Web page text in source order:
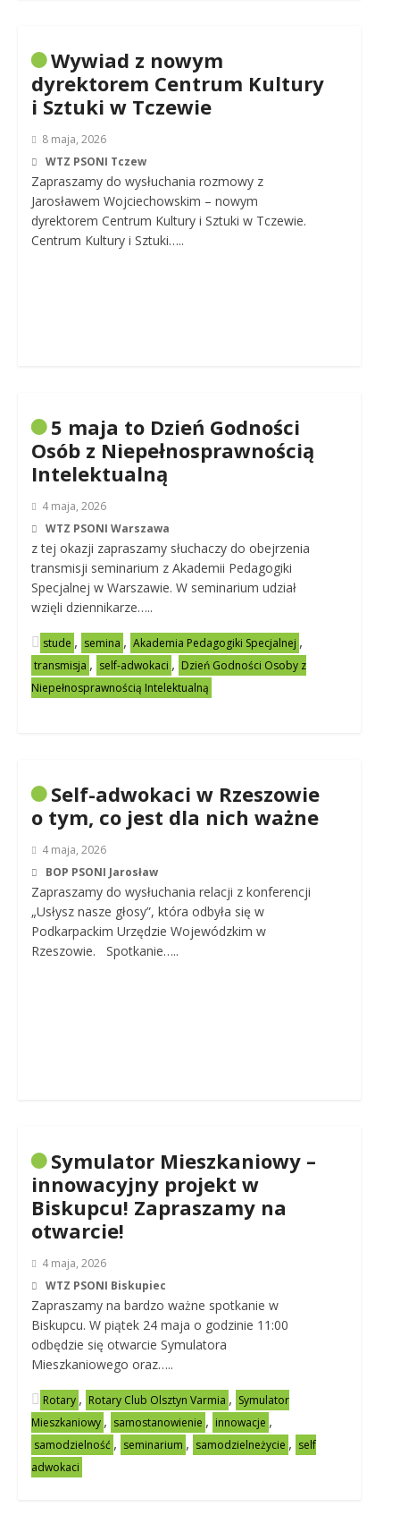
Wywiad z nowym
dyrektorem Centrum Kultury
i Sztuki w Tczewie
8 maja, 2026
WTZ PSONI Tczew
Zapraszamy do wysłuchania rozmowy z
Jarosławem Wojciechowskim – nowym
dyrektorem Centrum Kultury i Sztuki w Tczewie.
Centrum Kultury i Sztuki…..
5 maja to Dzień Godności
Osób z Niepełnosprawnością
Intelektualną
4 maja, 2026
WTZ PSONI Warszawa
z tej okazji zapraszamy słuchaczy do obejrzenia
transmisji seminarium z Akademii Pedagogiki
Specjalnej w Warszawie. W seminarium udział
wzięli dziennikarze…..
stude , semina , Akademia Pedagogiki Specjalnej ,
transmisja , self-adwokaci , Dzień Godności Osoby z
Niepełnosprawnością Intelektualną
Self-adwokaci w Rzeszowie
o tym, co jest dla nich ważne
4 maja, 2026
BOP PSONI Jarosław
Zapraszamy do wysłuchania relacji z konferencji
„Usłysz nasze głosy”, która odbyła się w
Podkarpackim Urzędzie Wojewódzkim w
Rzeszowie. Spotkanie…..
Symulator Mieszkaniowy –
innowacyjny projekt w
Biskupcu! Zapraszamy na
otwarcie!
4 maja, 2026
WTZ PSONI Biskupiec
Zapraszamy na bardzo ważne spotkanie w
Biskupcu. W piątek 24 maja o godzinie 11:00
odbędzie się otwarcie Symulatora
Mieszkaniowego oraz…..
Rotary , Rotary Club Olsztyn Varmia , Symulator
Mieszkaniowy , samostanowienie , innowacje ,
samodzielność , seminarium , samodzielneżycie , self
adwokaci